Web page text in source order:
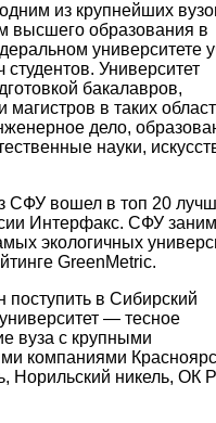
из крупнейших
высшего образования в
университете
студентов. Университет
бакалавров,
магистров в таких
дело,
науки,
СФУ вошел в топ 20
Интерфакс. СФУ
экологичных
GreenMetric.
поступить в Сибирский
— тесное
вуза с крупными
компаниями
Норильский никель, ОК